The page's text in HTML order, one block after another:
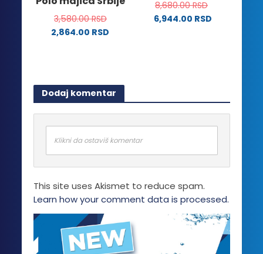
mogu
biti
izabrane
biti
izabrane
3,580.00RSD
2,864.00 RSD
više
varijanti.
Opcije
mogu
biti
izabrane
na
proizvoda.
8,680.00RSD
6,944.00 RSD
Dodaj komentar
Klikni da ostaviš komentar
This site uses Akismet to reduce spam.
Learn how your comment data is processed.